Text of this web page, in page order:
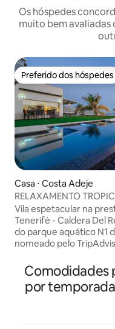
Os hóspedes
muito bem avaliadas
Preferido dos hóspedes
Preferido dos hóspedes
Casa ⋅ Costa Adeje
RELAXAMENTO
VISTAS
Vila espetacular na
Tenerifė - Caldera Del Rey. Fica a
do parque aquático N1
nomeado pelo
maior shopping center
SHOPPING SIAM.
do resort - Playa de
Comodidades
por